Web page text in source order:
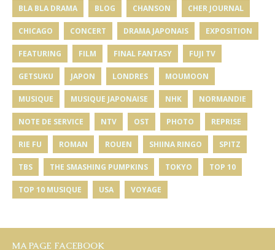
BLA BLA DRAMA BLOG CHANSON CHER JOURNAL
CHICAGO CONCERT DRAMA JAPONAIS EXPOSITION
FEATURING FILM FINAL FANTASY FUJI TV
GETSUKU JAPON LONDRES MOUMOON
MUSIQUE MUSIQUE JAPONAISE NHK NORMANDIE
NOTE DE SERVICE NTV OST PHOTO REPRISE
RIE FU ROMAN ROUEN SHIINA RINGO SPITZ
TBS THE SMASHING PUMPKINS TOKYO TOP 10
TOP 10 MUSIQUE USA VOYAGE
MA PAGE FACEBOOK